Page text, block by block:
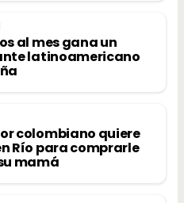
al mes gana un
latinoamericano
colombiano quiere
Río para comprarle
mamá